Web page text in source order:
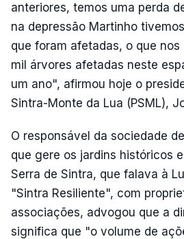
anteriores, temos uma perda
na depressão Martinho
que foram afetadas, o que
mil árvores afetadas neste
um ano", afirmou hoje o
Sintra-Monte da Lua (PSML),
O responsável da sociedade
que gere os jardins históricos
Serra de Sintra, que falava à
"Sintra Resiliente", com
associações, advogou que a
significa que "o volume de